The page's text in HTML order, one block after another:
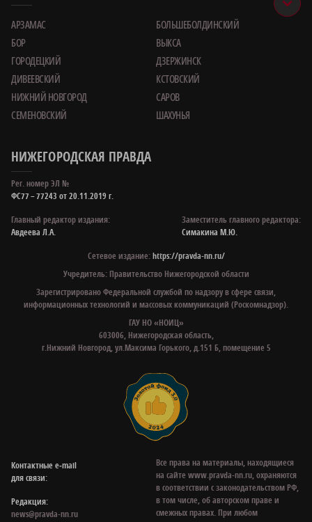
АРЗАМАС
БОЛЬШЕБОЛДИНСКИЙ
БОР
ВЫКСА
ГОРОДЕЦКИЙ
ДЗЕРЖИНСК
ДИВЕЕВСКИЙ
КСТОВСКИЙ
НИЖНИЙ НОВГОРОД
САРОВ
СЕМЕНОВСКИЙ
ШАХУНЬЯ
НИЖЕГОРОДСКАЯ ПРАВДА
Рег. номер ЭЛ №
ФС77 – 77243 от 20.11.2019 г.
Главный редактор издания:
Авдеева Л.А.
Заместитель главного редактора:
Симакина М.Ю.
Сетевое издание:https://pravda-nn.ru/
Учредитель: Правительство Нижегородской области
Зарегистрировано Федеральной службой по надзору в сфере связи,
информационных технологий и массовых коммуникаций (Роскомнадзор).
ГАУ НО «НОИЦ»
603006, Нижегородская область,
г.Нижний Новгород, ул.Максима Горького, д.151 Б, помещение 5
Контактные e‑mail
для связи:
Редакция:
news@pravda-nn.ru
Все права на материалы, находящиеся
на сайте www.pravda-nn.ru, охраняются
в соответствии с законодательством РФ,
в том числе, об авторском праве и
смежных правах. При любом